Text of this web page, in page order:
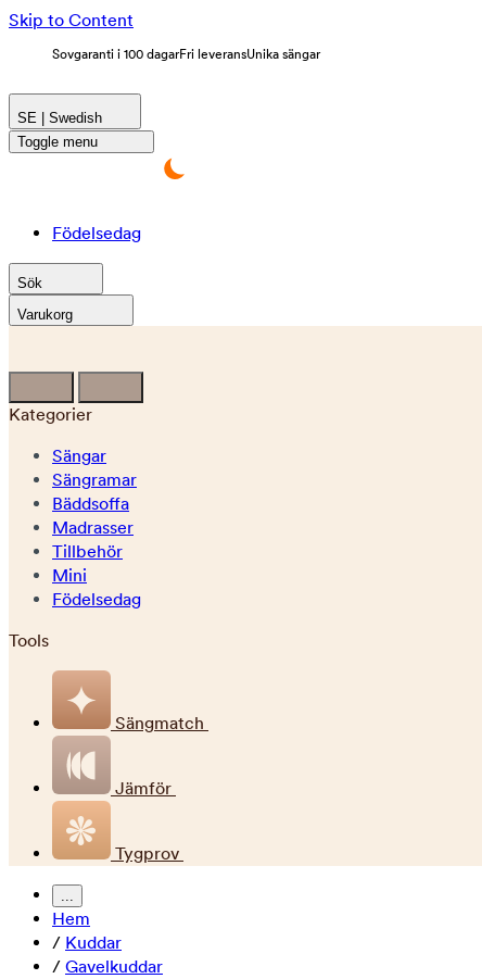
Skip to Content
Sovgaranti i 100 dagarFri leveransUnika sängar
SE | Swedish
Toggle menu
Födelsedag
Sök
Varukorg
Kategorier
Sängar
Sängramar
Bäddsoffa
Madrasser
Tillbehör
Mini
Födelsedag
Tools
Sängmatch
Jämför
Tygprov
...
Hem
/ Kuddar
/ Gavelkuddar